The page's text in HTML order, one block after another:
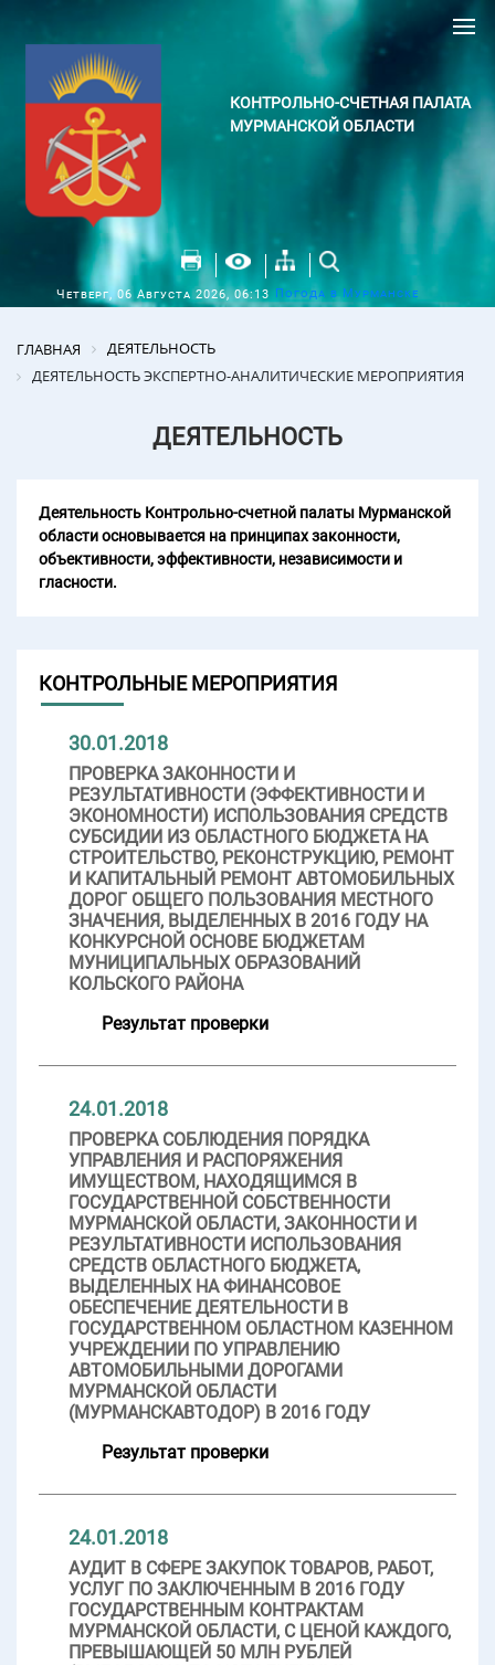
КОНТРОЛЬНО-СЧЕТНАЯ ПАЛАТА
МУРМАНСКОЙ ОБЛАСТИ
Четверг, 06 Августа 2026, 06:13 Погода в Мурманске
ГЛАВНАЯ
ДЕЯТЕЛЬНОСТЬ
ДЕЯТЕЛЬНОСТЬ ЭКСПЕРТНО-АНАЛИТИЧЕСКИЕ МЕРОПРИЯТИЯ
ДЕЯТЕЛЬНОСТЬ
Деятельность Контрольно-счетной палаты Мурманской
области основывается на принципах законности,
объективности, эффективности, независимости и
гласности.
КОНТРОЛЬНЫЕ МЕРОПРИЯТИЯ
30.01.2018
ПРОВЕРКА ЗАКОННОСТИ И
РЕЗУЛЬТАТИВНОСТИ (ЭФФЕКТИВНОСТИ И
ЭКОНОМНОСТИ) ИСПОЛЬЗОВАНИЯ СРЕДСТВ
СУБСИДИИ ИЗ ОБЛАСТНОГО БЮДЖЕТА НА
СТРОИТЕЛЬСТВО, РЕКОНСТРУКЦИЮ, РЕМОНТ
И КАПИТАЛЬНЫЙ РЕМОНТ АВТОМОБИЛЬНЫХ
ДОРОГ ОБЩЕГО ПОЛЬЗОВАНИЯ МЕСТНОГО
ЗНАЧЕНИЯ, ВЫДЕЛЕННЫХ В 2016 ГОДУ НА
КОНКУРСНОЙ ОСНОВЕ БЮДЖЕТАМ
МУНИЦИПАЛЬНЫХ ОБРАЗОВАНИЙ
КОЛЬСКОГО РАЙОНА
Результат проверки
24.01.2018
ПРОВЕРКА СОБЛЮДЕНИЯ ПОРЯДКА
УПРАВЛЕНИЯ И РАСПОРЯЖЕНИЯ
ИМУЩЕСТВОМ, НАХОДЯЩИМСЯ В
ГОСУДАРСТВЕННОЙ СОБСТВЕННОСТИ
МУРМАНСКОЙ ОБЛАСТИ, ЗАКОННОСТИ И
РЕЗУЛЬТАТИВНОСТИ ИСПОЛЬЗОВАНИЯ
СРЕДСТВ ОБЛАСТНОГО БЮДЖЕТА,
ВЫДЕЛЕННЫХ НА ФИНАНСОВОЕ
ОБЕСПЕЧЕНИЕ ДЕЯТЕЛЬНОСТИ В
ГОСУДАРСТВЕННОМ ОБЛАСТНОМ КАЗЕННОМ
УЧРЕЖДЕНИИ ПО УПРАВЛЕНИЮ
АВТОМОБИЛЬНЫМИ ДОРОГАМИ
МУРМАНСКОЙ ОБЛАСТИ
(МУРМАНСКАВТОДОР) В 2016 ГОДУ
Результат проверки
24.01.2018
АУДИТ В СФЕРЕ ЗАКУПОК ТОВАРОВ, РАБОТ,
УСЛУГ ПО ЗАКЛЮЧЕННЫМ В 2016 ГОДУ
ГОСУДАРСТВЕННЫМ КОНТРАКТАМ
МУРМАНСКОЙ ОБЛАСТИ, С ЦЕНОЙ КАЖДОГО,
ПРЕВЫШАЮЩЕЙ 50 МЛН РУБЛЕЙ